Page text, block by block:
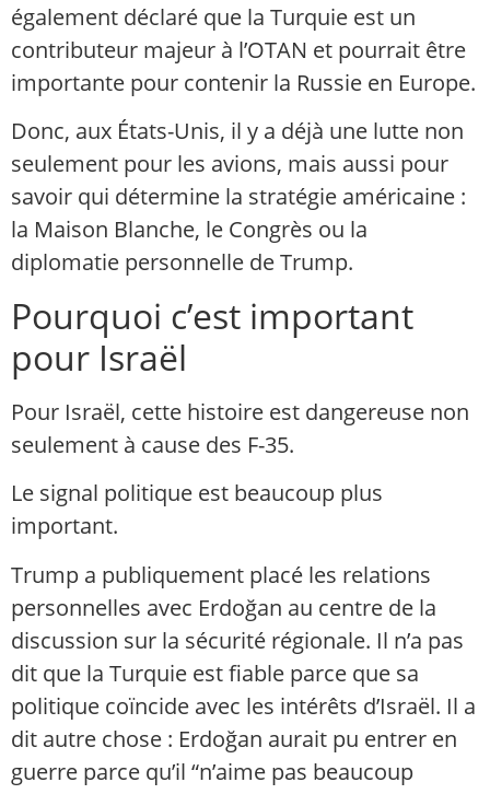
également déclaré que la Turquie est un
contributeur majeur à l’OTAN et pourrait être
importante pour contenir la Russie en Europe.
Donc, aux États-Unis, il y a déjà une lutte non
seulement pour les avions, mais aussi pour
savoir qui détermine la stratégie américaine :
la Maison Blanche, le Congrès ou la
diplomatie personnelle de Trump.
Pourquoi c’est important
pour Israël
Pour Israël, cette histoire est dangereuse non
seulement à cause des F-35.
Le signal politique est beaucoup plus
important.
Trump a publiquement placé les relations
personnelles avec Erdoğan au centre de la
discussion sur la sécurité régionale. Il n’a pas
dit que la Turquie est fiable parce que sa
politique coïncide avec les intérêts d’Israël. Il a
dit autre chose : Erdoğan aurait pu entrer en
guerre parce qu’il “n’aime pas beaucoup